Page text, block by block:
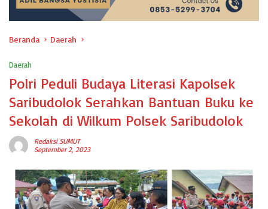
Beranda Daerah
Daerah
Polri Peduli Budaya Literasi Kapolsek
Saribudolok Serahkan Bantuan Buku ke
Sekolah di Wilkum Polsek Saribudolok
Redaksi SUMUT
September 2, 2023